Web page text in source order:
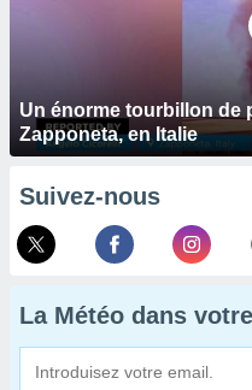
Un énorme tourbillon de
Zapponeta, en Italie
Suivez-nous
La Météo dans